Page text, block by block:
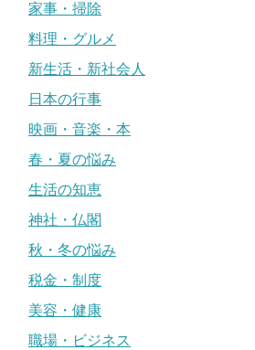
家事・掃除
料理・グルメ
新生活・新社会人
日本の行事
映画・音楽・本
春・夏の悩み
生活の知恵
神社・仏閣
秋・冬の悩み
税金・制度
美容・健康
職場・ビジネス